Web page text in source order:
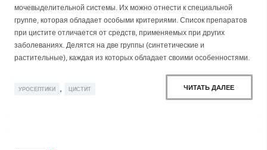
мочевыделительной системы. Их можно отнести к специальной
группе, которая обладает особыми критериями. Список препаратов
при цистите отличается от средств, применяемых при других
заболеваниях. Делятся на две группы (синтетические и
растительные), каждая из которых обладает своими особенностями.
УРОСЕПТИКИ ЦИСТИТ ЧИТАТЬ ДАЛЕЕ